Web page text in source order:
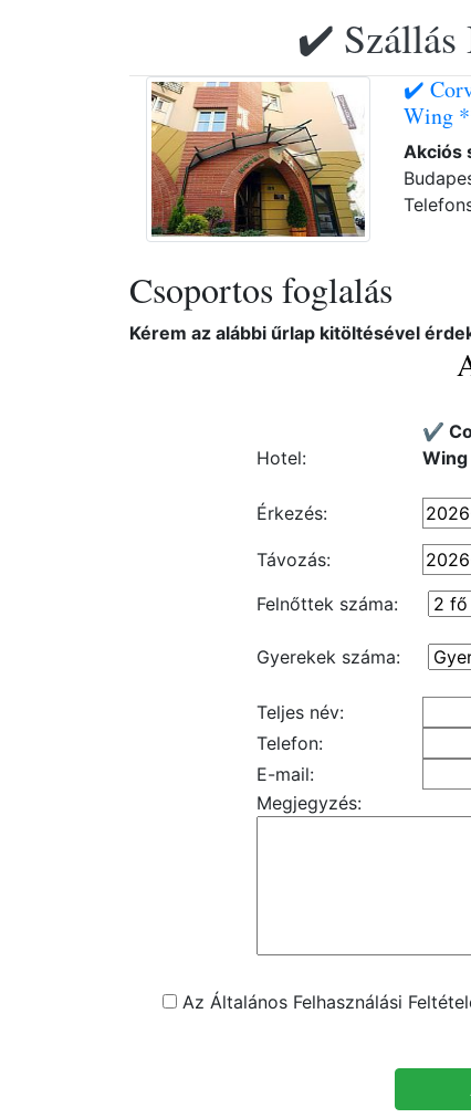
✔️ Szállás
✔️
Wing
Akciós
Csoportos foglalás
Kérem az alábbi űrlap kitöltésével
Hotel:
✔️
Érkezés:
Távozás:
Felnőttek száma:
Gyerekek száma:
Teljes név:
Telefon:
E-mail:
Megjegyzés:
Az Általános Felhasználási